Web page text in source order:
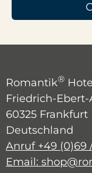
Romantik®
Friedrich-Ebert-
60325 Frankfurt
Deutschland
Anruf +49 (0)69
Email: